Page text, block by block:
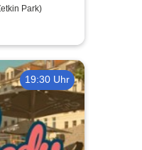
Park)
19:30 Uhr